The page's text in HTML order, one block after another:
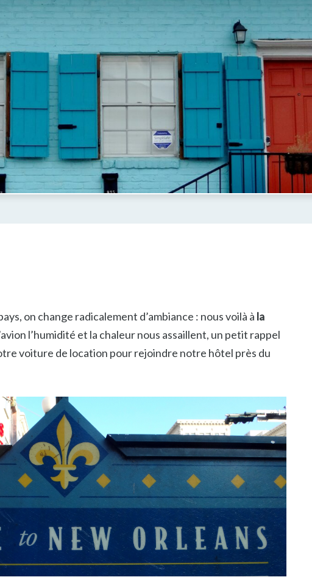
on change radicalement d’ambiance : nous voilà à la
l’humidité et la chaleur nous assaillent, un petit rappel
voiture de location pour rejoindre notre hôtel près du